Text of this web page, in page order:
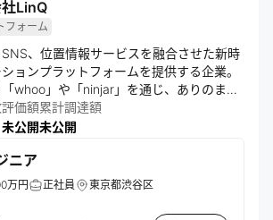
LinQ
フォーム
、位置情報サービスを融合させた新時
ョンプラットフォームを提供する企業。
whoo」や「ninjar」を通じ、ありのまま
場を創出。App StoreやGoogle Play
報活動、採用を通じて事業を拡大してい
評価額
未公開
累計調達額
未公開
ニア
万円 正社員 東京都渋谷区